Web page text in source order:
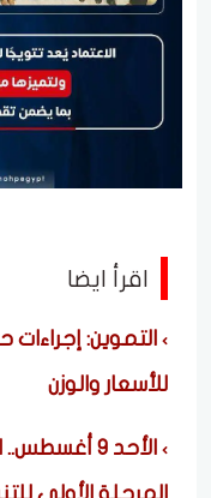
اقرأ ايضا
التموين:
للأسعار والوزن
الأحد 9